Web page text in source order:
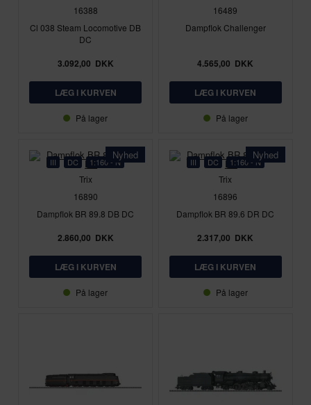
16388
Cl 038 Steam Locomotive DB
DC
3.092,00 DKK
På lager
16489
Dampflok Challenger
4.565,00 DKK
På lager
Nyhed
III DC 1:160 - N
Trix
16890
Dampflok BR 89.8 DB DC
2.860,00 DKK
På lager
Nyhed
III DC 1:160 - N
Trix
16896
Dampflok BR 89.6 DR DC
2.317,00 DKK
På lager